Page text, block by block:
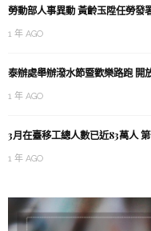
勞動部人事異動 黃齡玉陞任勞發
1 年 AGO
泰辦處舉辦潑水節暨歡樂路跑 開
1 年 AGO
3月在臺移工總人數已近83萬人
1 年 AGO